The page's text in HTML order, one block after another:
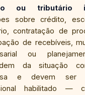
ou tributário
sobre crédito,
contratação de
de recebíveis,
ou
da situação
e devem ser
habilitado —